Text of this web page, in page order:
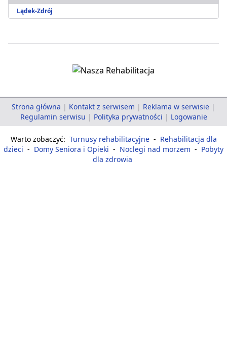
Lądek-Zdrój
Strona główna | Kontakt z serwisem | Reklama w serwisie |
Regulamin serwisu | Polityka prywatności | Logowanie
Warto zobaczyć: Turnusy rehabilitacyjne - Rehabilitacja dla
dzieci - Domy Seniora i Opieki - Noclegi nad morzem - Pobyty
dla zdrowia